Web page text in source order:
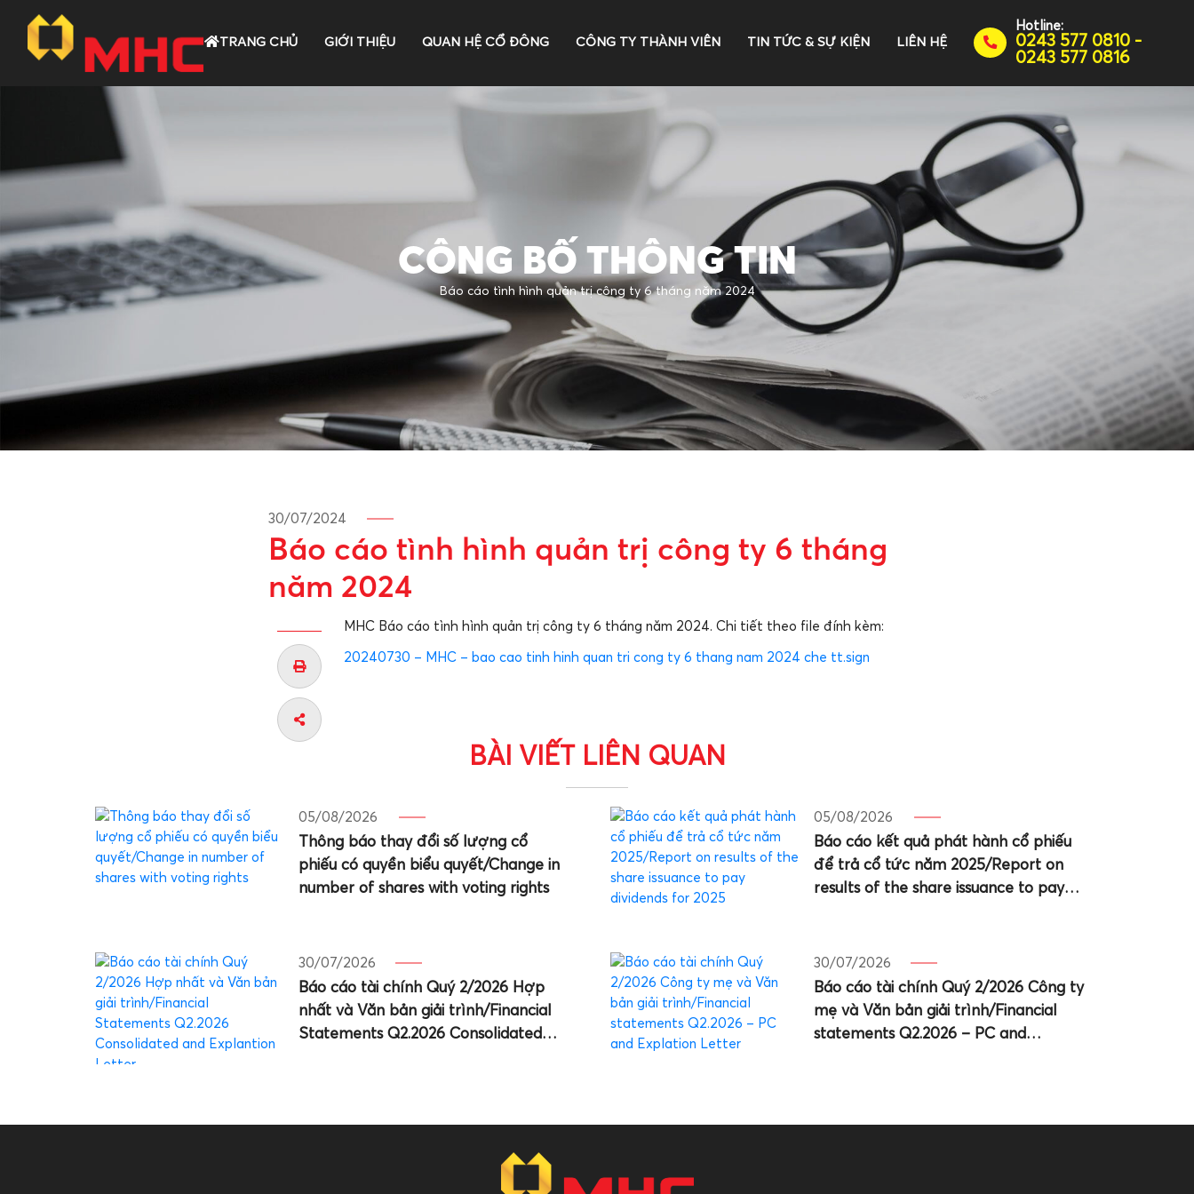
TRANG CHỦ GIỚI THIỆU QUAN HỆ CỔ ĐÔNG CÔNG TY THÀNH VIÊN TIN TỨC & SỰ KIỆN LIÊN HỆ
Hotline:
0243 577 0810 -
0243 577 0816
CÔNG BỐ THÔNG TIN
Báo cáo tình hình quản trị công ty 6 tháng năm 2024
30/07/2024
Báo cáo tình hình quản trị công ty 6 tháng
năm 2024
MHC Báo cáo tình hình quản trị công ty 6 tháng năm 2024. Chi tiết theo file đính kèm:
20240730 – MHC – bao cao tinh hinh quan tri cong ty 6 thang nam 2024 che tt.sign
BÀI VIẾT LIÊN QUAN
05/08/2026
Thông báo thay đổi số lượng cổ
phiếu có quyền biểu quyết/Change in
number of shares with voting rights
05/08/2026
Báo cáo kết quả phát hành cổ phiếu
để trả cổ tức năm 2025/Report on
results of the share issuance to pay
30/07/2026
Báo cáo tài chính Quý 2/2026 Hợp
nhất và Văn bản giải trình/Financial
Statements Q2.2026 Consolidated
30/07/2026
Báo cáo tài chính Quý 2/2026 Công ty
mẹ và Văn bản giải trình/Financial
statements Q2.2026 – PC and